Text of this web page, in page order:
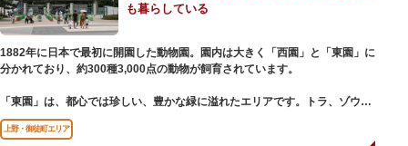
も暮らしている
1882年に日本で最初に開園した動物園。園内は大きく「西園」と「東園」に
分かれており、約300種3,000点の動物が飼育されています。
「東園」は、都心では珍しい、豊かな緑に溢れたエリアです。トラ、ゾウな
どが住む森エリアや、ホッキョクグマやアザラシが住む海エリアでは、水浴
びなど迫力あるシーンが目撃できることもあります。国指定重要文化財の
上野・御徒町エリア